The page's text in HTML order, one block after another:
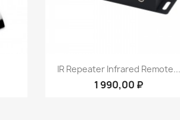
Быстрый просмотр
IR Repeater Infrared Remote...
1 990,00 ₽